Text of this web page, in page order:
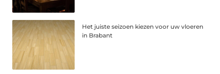
Het juiste seizoen kiezen voor uw vloeren
in Brabant